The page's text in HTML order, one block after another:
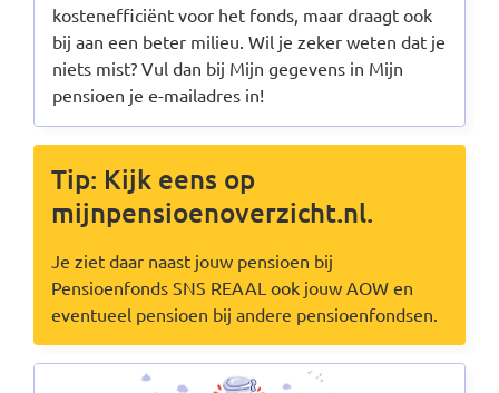
kostenefficiënt voor het fonds, maar draagt ook
bij aan een beter milieu. Wil je zeker weten dat je
niets mist? Vul dan bij Mijn gegevens in Mijn
pensioen je e-mailadres in!
Tip: Kijk eens op
mijnpensioenoverzicht.nl.
Je ziet daar naast jouw pensioen bij
Pensioenfonds SNS REAAL ook jouw AOW en
eventueel pensioen bij andere pensioenfondsen.